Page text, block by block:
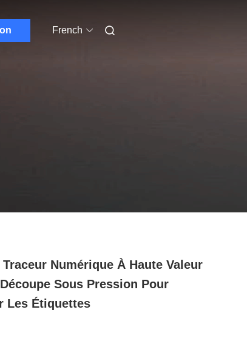
French
Traceur Numérique À Haute Valeur
Sous Pression Pour
Les Étiquettes